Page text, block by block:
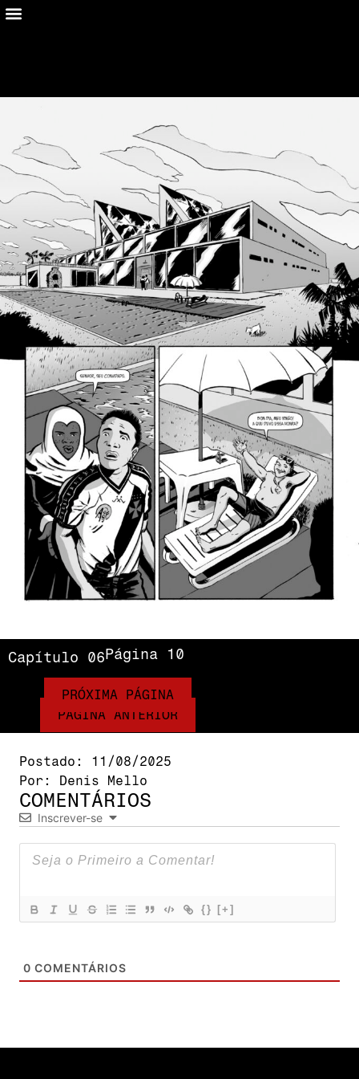
Capítulo 06Página 10
PÁGINA ANTERIOR
PRÓXIMA PÁGINA
Postado:
11/08/2025
Por:
Denis Mello
COMENTÁRIOS
Inscrever-se
{} [+]
0 COMENTÁRIOS